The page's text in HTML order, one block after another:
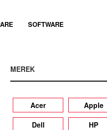
SOFTWARE
MEREK
Acer Apple
Dell
HP